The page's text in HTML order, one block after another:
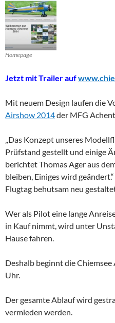
Homepage
Jetzt mit Trailer auf
Mit neuem Design laufen die
Airshow 2014der MFG
„Das Konzept unseres
Prüfstand gestellt und einige
berichtet Thomas Ager aus
bleiben, Einiges wird
Flugtag behutsam neu
Wer als Pilot eine lange
in Kauf nimmt, wird unter
Hause fahren.
Deshalb beginnt die
Uhr.
Der gesamte Ablauf wird
vermieden werden.